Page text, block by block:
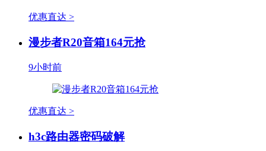
优惠直达 >
漫步者R20音箱164元抢
9小时前
优惠直达 >
h3c路由器密码破解